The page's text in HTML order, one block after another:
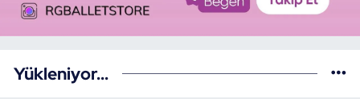
Yükleniyor...